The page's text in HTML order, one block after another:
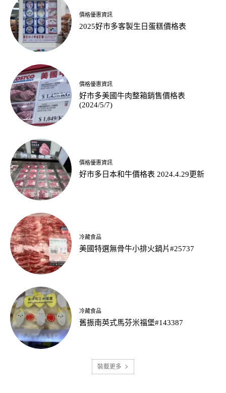
價格優惠資訊
2025好市多客製生日蛋糕價格表
價格優惠資訊
好市多美國牛肉整箱銷售價格表
(2024/5/7)
價格優惠資訊
好市多日本和牛價格表 2024.4.29更新
冷藏食品
美國特選無骨牛小排火鍋片#25737
冷藏食品
舊振南英式馬芬米福堡#143387
裝載更多